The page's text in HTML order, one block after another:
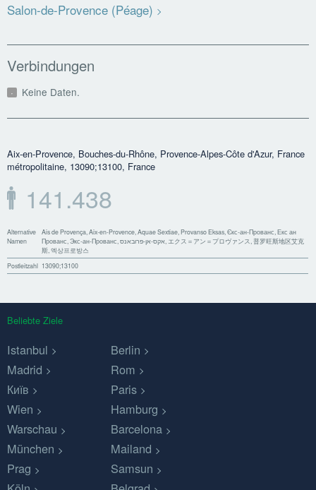
Salon-de-Provence (Péage)
Verbindungen
Keine Daten.
Aix-en-Provence, Bouches-du-Rhône, Provence-Alpes-Côte d'Azur, France
métropolitaine, 13090;13100, France
141.438
Alternative
Namen
Ais de Provença, Aix-en-Provence, Aquae Sextiae, Provanso Eksas, Єкс-ан-Прованс, Екс ан
Прованс, Экс-ан-Прованс, אקס-אן-פרובאנס, エクス＝アン＝プロヴァンス, 普罗旺斯地区艾克
斯, 엑상프로방스
Postleitzahl 13090;13100
Beliebte Ziele
Istanbul
Berlin
Madrid
Rom
Київ
Paris
Wien
Hamburg
Warschau
Barcelona
München
Mailand
Prag
Samsun